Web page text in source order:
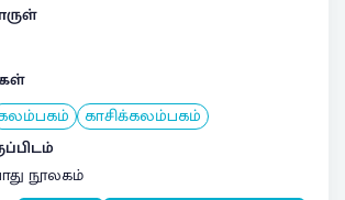
காசிக்கலம்பகம்
நூலகம்